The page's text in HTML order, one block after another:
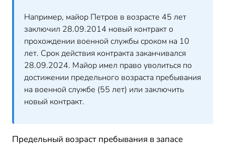
Например, майор Петров в возрасте 45 лет
заключил 28.09.2014 новый контракт о
прохождении военной службы сроком на 10
лет. Срок действия контракта заканчивался
28.09.2024. Майор имел право уволиться по
достижении предельного возраста пребывания
на военной службе (55 лет) или заключить
новый контракт.
Предельный возраст пребывания в запасе